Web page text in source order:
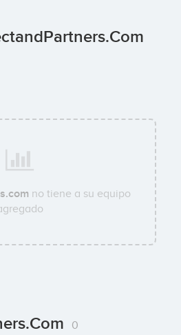
Strategy
no tiene a su equipo
0